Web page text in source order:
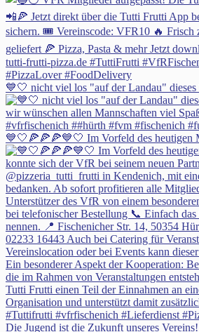
💙🤍 nicht viel los "auf der Landau" dieses
💙🤍🍕🍕🍕💙🤍 Im Vorfeld des heutigen
Die Jugend ist die Zukunft unseres